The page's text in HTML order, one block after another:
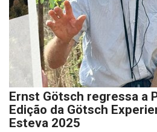
Ernst Götsch regressa a
Edição da Götsch
Esteva 2025